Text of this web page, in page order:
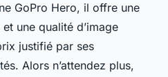
GoPro Hero, il offre une
une qualité d’image
justifié par ses
Alors n’attendez plus,